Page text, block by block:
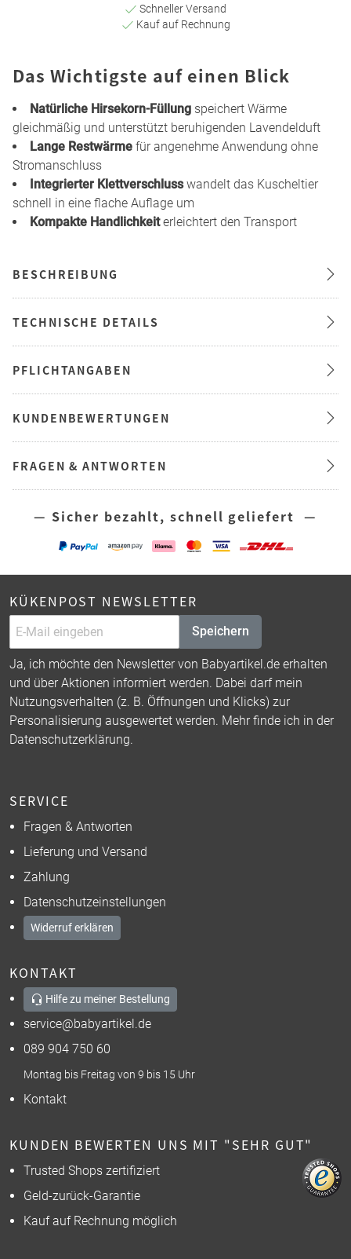
Schneller Versand
Kauf auf Rechnung
Das Wichtigste auf einen Blick
Natürliche Hirsekorn-Füllung speichert Wärme
gleichmäßig und unterstützt beruhigenden Lavendelduft
Lange Restwärme für angenehme Anwendung ohne
Stromanschluss
Integrierter Klettverschlusswandelt das Kuscheltier
schnell in eine flache Auflage um
Kompakte Handlichkeiterleichtert den Transport
BESCHREIBUNG
TECHNISCHE DETAILS
PFLICHTANGABEN
KUNDENBEWERTUNGEN
FRAGEN & ANTWORTEN
— Sicher bezahlt, schnell geliefert —
KÜKENPOST NEWSLETTER
Speichern
Ja, ich möchte den Newsletter von Babyartikel.de erhalten
und über Aktionen informiert werden. Dabei darf mein
Nutzungsverhalten (z. B. Öffnungen und Klicks) zur
Personalisierung ausgewertet werden. Mehr finde ich in der
Datenschutzerklärung.
SERVICE
Fragen & Antworten
Lieferung und Versand
Zahlung
Datenschutzeinstellungen
Widerruf erklären
KONTAKT
Hilfe zu meiner Bestellung
service@babyartikel.de
089 904 750 60
Montag bis Freitag von 9 bis 15 Uhr
Kontakt
KUNDEN BEWERTEN UNS MIT "SEHR GUT"
Trusted Shops zertifiziert
Geld-zurück-Garantie
Kauf auf Rechnung möglich